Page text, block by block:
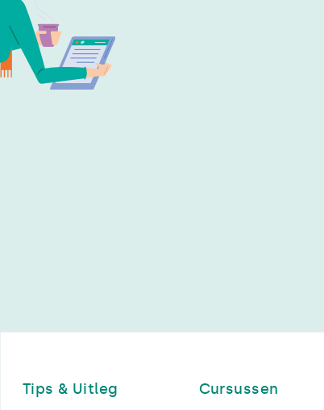
Tips & Uitleg Cursussen